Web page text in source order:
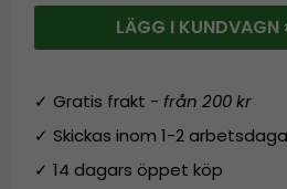
LÄGG I KUNDVAGN
✓ Gratis frakt -från 200 kr
✓ Skickas inom 1-2
✓ 14 dagars öppet köp